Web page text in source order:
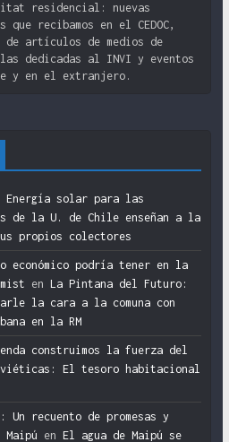
residencial: nuevas
que recibamos en el CEDOC,
de artículos de medios de
dedicadas al INVI y eventos
y en el extranjero.
Energía solar para las
de la U. de Chile enseñan a la
propios colectores
económico podría tener en la
en La Pintana del Futuro:
la cara a la comuna con
en la RM
construimos la fuerza del
El tesoro habitacional
Un recuento de promesas y
en El agua de Maipú se